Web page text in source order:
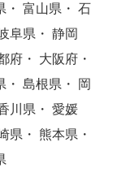
・ 富山県・ 石
阜県・ 静岡
府・ 大阪府・
・ 島根県・ 岡
川県・ 愛媛
県・ 熊本県・